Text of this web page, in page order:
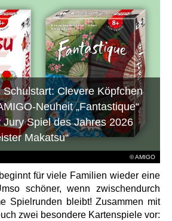
© AMIGO
Clevere Köpfchen
Neuheit „Fantastique“
Jury Spiel des Jahres 2026
Makatsu“
für viele Familien wieder eine
schöner, wenn zwischendurch
Spielrunden bleibt! Zusammen mit
zwei besondere Kartenspiele vor: